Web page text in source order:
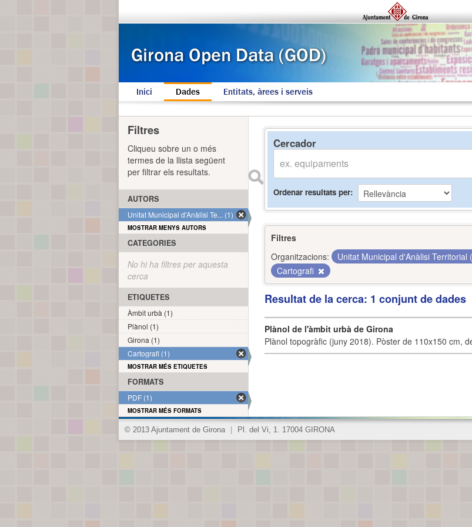
Inici Dades Entitats, àrees i serveis
Cercador
Ordenar resultats per
Filtres
Organitzacions:
Unitat Municipal d'Anàlisi Territorial
Cartografi
Resultat de la cerca: 1 conjunt de dades
Plànol de l'àmbit urbà de Girona
Plànol topogràfic (juny 2018). Pòster de 110x150 cm,
Filtres
Cliqueu sobre un o més
termes de la llista següent
per filtrar els resultats.
AUTORS
Unitat Municipal d'Anàlisi Te... (1)
MOSTRAR MENYS AUTORS
CATEGORIES
No hi ha filtres per aquesta
cerca
ETIQUETES
Àmbit urbà (1)
Plànol (1)
Girona (1)
Cartografi (1)
MOSTRAR MÉS ETIQUETES
FORMATS
PDF (1)
MOSTRAR MÉS FORMATS
© 2013 Ajuntament de Girona Pl. del Vi, 1. 17004 GIRONA